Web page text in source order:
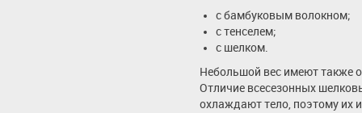
с бамбуковым волокном;
с тенселем;
с шелком.
Небольшой вес имеют также
Отличие всесезонных
охлаждают тело, поэтому их